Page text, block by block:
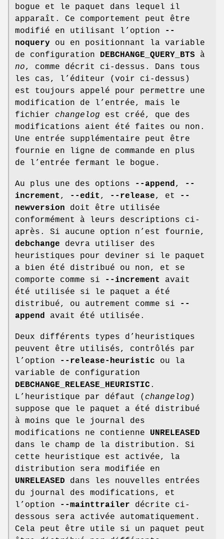
bogue et le paquet dans lequel il
apparaît. Ce comportement peut être
modifié en utilisant l’option
--
noquery ou en positionnant la variable
de configuration DEBCHANGE_QUERY_BTS à
no, comme décrit ci-dessus. Dans tous
les cas, l’éditeur (voir ci-dessus)
est toujours appelé pour permettre une
modification de l’entrée, mais le
fichier changelog est créé, que des
modifications aient été faites ou non.
Une entrée supplémentaire peut être
fournie en ligne de commande en plus
de l’entrée fermant le bogue.
Au plus une des options --append ,
--
increment , --edit , --release, et
--
newversion doit être utilisée
conformément à leurs descriptions ci-
après. Si aucune option n’est fournie,
debchange devra utiliser des
heuristiques pour deviner si le paquet
a bien été distribué ou non, et se
comporte comme si
--increment
avait
été utilisée si le paquet a été
distribué, ou autrement comme si
--
append
avait été utilisée.
Deux différents types d’heuristiques
peuvent être utilisés, contrôlés par
l’option
--release-heuristic ou la
variable de configuration
DEBCHANGE_RELEASE_HEURISTIC .
L’heuristique par défaut ( changelog )
suppose que le paquet a été distribué
à moins que le journal des
modifications ne contienne UNRELEASED
dans le champ de la distribution. Si
cette heuristique est activée, la
distribution sera modifiée en
UNRELEASED dans les nouvelles entrées
du journal des modifications, et
l’option
--mainttrailer décrite ci-
dessous sera activée automatiquement.
Cela peut être utile si un paquet peut